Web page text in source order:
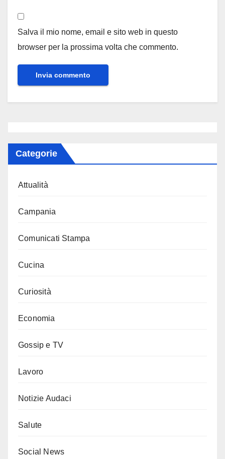
Salva il mio nome, email e sito web in questo
browser per la prossima volta che commento.
Categorie
Attualità
Campania
Comunicati Stampa
Cucina
Curiosità
Economia
Gossip e TV
Lavoro
Notizie Audaci
Salute
Social News